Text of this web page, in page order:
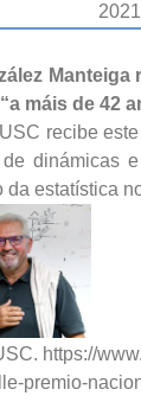
máis de 42
recibe
dinámicas
da estatística
https://
premio-